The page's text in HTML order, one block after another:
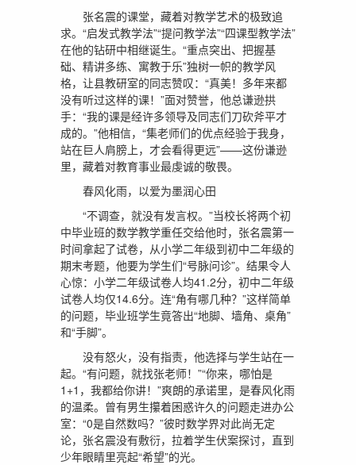
张名震的课堂，藏着对教学艺术的极致追
求。“启发式教学法”“提问教学法”“四课型教学法”
在他的钻研中相继诞生。“重点突出、把握基
础、精讲多练、寓教于乐”独树一帜的教学风
格，让县教研室的同志赞叹：“真美！多年来都
没有听过这样的课！”面对赞誉，他总谦逊拱
手：“我的课是经许多领导及同志们刀砍斧平才
成的。”他相信，“集老师们的优点经验于我身，
站在巨人肩膀上，才会看得更远”——这份谦逊
里，藏着对教育事业最虔诚的敬畏。
春风化雨，以爱为墨润心田
“不调查，就没有发言权。”当校长将两个初
中毕业班的数学教学重任交给他时，张名震第一
时间拿起了试卷，从小学二年级到初中二年级的
期末考题，他要为学生们“号脉问诊”。结果令人
心惊：小学二年级试卷人均41.2分，初中二年级
试卷人均仅14.6分。连“角有哪几种？”这样简单
的问题，毕业班学生竟答出“地脚、墙角、桌角”
和“手脚”。
没有怒火，没有指责，他选择与学生站在一
起。“有问题，就找张老师！”“你来，哪怕是
1+1，我都给你讲！”爽朗的承诺里，是春风化雨
的温柔。曾有男生攥着困惑许久的问题走进办公
室：“0是自然数吗？”彼时数学界对此尚无定
论，张名震没有敷衍，拉着学生伏案探讨，直到
少年眼睛里亮起“希望”的光。